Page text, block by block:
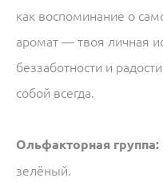
как воспоминание о
аромат — твоя личная
беззаботности и
собой всегда.
Ольфакторная группа:
зелёный.